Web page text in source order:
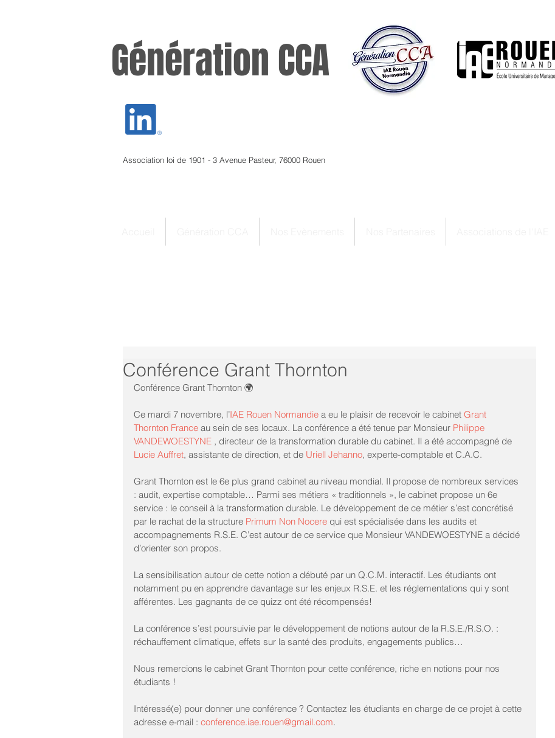
Génération CCA
Association loi de 1901 - 3 Avenue Pasteur, 76000 Rouen
Conférence Grant Thornton
Conférence Grant Thornton 🌍
Ce mardi 7 novembre, l’IAE Rouen Normandie a eu le plaisir de recevoir le cabinet Grant
Thornton France au sein de ses locaux. La conférence a été tenue par Monsieur Philippe
VANDEWOESTYNE , directeur de la transformation durable du cabinet. Il a été accompagné de
Lucie Auffret, assistante de direction, et de Uriell Jehanno, experte-comptable et C.A.C.
Grant Thornton est le 6e plus grand cabinet au niveau mondial. Il propose de nombreux services
: audit, expertise comptable… Parmi ses métiers « traditionnels », le cabinet propose un 6e
service : le conseil à la transformation durable. Le développement de ce métier s’est concrétisé
par le rachat de la structure Primum Non Nocere qui est spécialisée dans les audits et
accompagnements R.S.E. C’est autour de ce service que Monsieur VANDEWOESTYNE a décidé
d’orienter son propos.
La sensibilisation autour de cette notion a débuté par un Q.C.M. interactif. Les étudiants ont
notamment pu en apprendre davantage sur les enjeux R.S.E. et les réglementations qui y sont
afférentes. Les gagnants de ce quizz ont été récompensés!
La conférence s’est poursuivie par le développement de notions autour de la R.S.E./R.S.O. :
réchauffement climatique, effets sur la santé des produits, engagements publics…
Nous remercions le cabinet Grant Thornton pour cette conférence, riche en notions pour nos
étudiants !
Intéressé(e) pour donner une conférence ? Contactez les étudiants en charge de ce projet à cette
adresse e-mail : conference.iae.rouen@gmail.com.